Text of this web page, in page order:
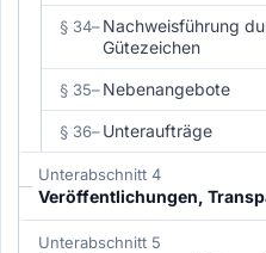
§ 34–Nachweisführung
Gütezeichen
§ 35–Nebenangebote
§ 36–Unteraufträge
Unterabschnitt 4
Veröffentlichungen,
Unterabschnitt 5